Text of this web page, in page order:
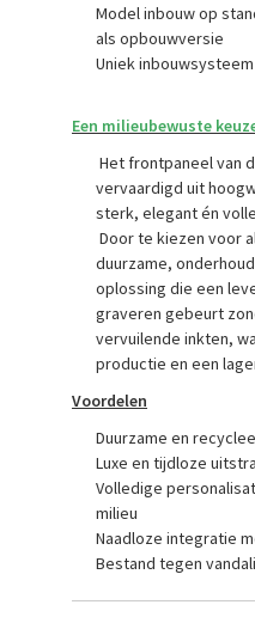
Model inbouw op
als opbouwversie
Uniek
Een milieubewuste
Het frontpaneel van
vervaardigd uit
sterk, elegant én
Door te kiezen voor
duurzame,
oplossing die een
graveren gebeurt
vervuilende inkten,
productie en een
Voordelen
Duurzame en
Luxe en tijdloze
Volledige
milieu
Naadloze integratie
Bestand tegen